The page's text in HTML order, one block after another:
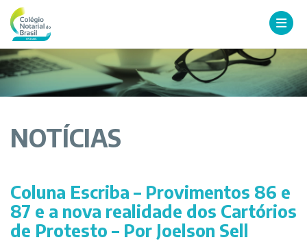
NOTÍCIAS
Coluna Escriba – Provimentos 86 e
87 e a nova realidade dos Cartórios
de Protesto – Por Joelson Sell